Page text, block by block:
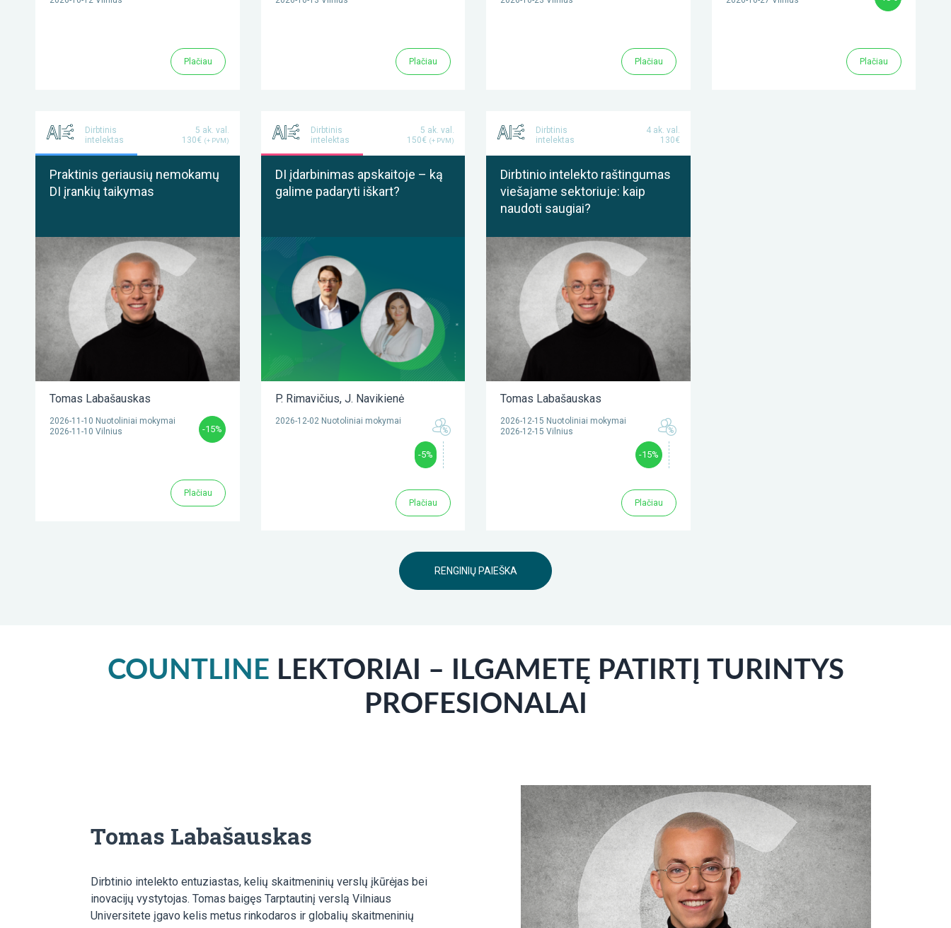
Plačiau Plačiau Plačiau Plačiau
Dirbtinis
intelektas
5 ak. val.
130€ (+ PVM)
Praktinis geriausių nemokamų
DI įrankių taikymas
Tomas Labašauskas
2026-11-10 Nuotoliniai mokymai
2026-11-10 Vilnius
-15%
Plačiau
Dirbtinis
intelektas
5 ak. val.
150€ (+ PVM)
DI įdarbinimas apskaitoje – ką
galime padaryti iškart?
P. Rimavičius, J. Navikienė
2026-12-02 Nuotoliniai mokymai
-5%
Plačiau
Dirbtinis
intelektas
4 ak. val.
130€
Dirbtinio intelekto raštingumas
viešajame sektoriuje: kaip
naudoti saugiai?
Tomas Labašauskas
2026-12-15 Nuotoliniai mokymai
2026-12-15 Vilnius
-15%
Plačiau
RENGINIŲ PAIEŠKA
COUNTLINE LEKTORIAI – ILGAMETĘ PATIRTĮ TURINTYS
PROFESIONALAI
Tomas Labašauskas
Dirbtinio intelekto entuziastas, kelių skaitmeninių verslų įkūrėjas bei
inovacijų vystytojas. Tomas baigęs Tarptautinį verslą Vilniaus
Universitete įgavo kelis metus rinkodaros ir globalių skaitmeninių